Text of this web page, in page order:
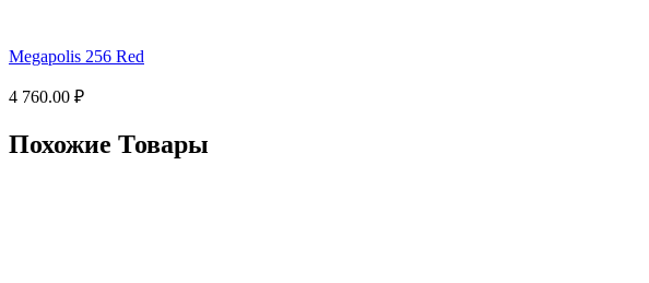
Megapolis 256 Red
4 760.00 ₽
Похожие Товары